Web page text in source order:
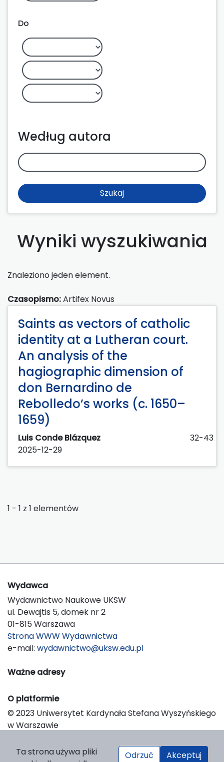
Do
Według autora
Szukaj
Wyniki wyszukiwania
Znaleziono jeden element.
Czasopismo:Artifex Novus
Saints as vectors of catholic
identity at a Lutheran court.
An analysis of the
hagiographic dimension of
don Bernardino de
Rebolledo’s works (c. 1650–
1659)
Luis Conde Blázquez
32-43
2025-12-29
1 - 1 z 1 elementów
Wydawca
Wydawnictwo Naukowe UKSW
ul. Dewajtis 5, domek nr 2
01-815 Warszawa
Strona WWW Wydawnictwa
e-mail: wydawnictwo@uksw.edu.pl
Ważne adresy
O platformie
© 2023 Uniwersytet Kardynała Stefana Wyszyńskiego
w Warszawie
Platform & Workflow by OJS/PKP
Ta strona używa pliki
Odrzuć Akceptuj